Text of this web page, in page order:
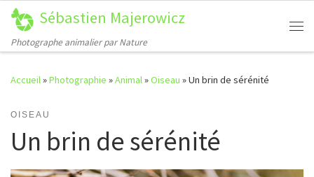
Passer au contenu
Sébastien Majerowicz
Photographe animalier par Nature
Accueil»Photographie »Animal»Oiseau »Un brin de sérénité
OISEAU
Un brin de sérénité